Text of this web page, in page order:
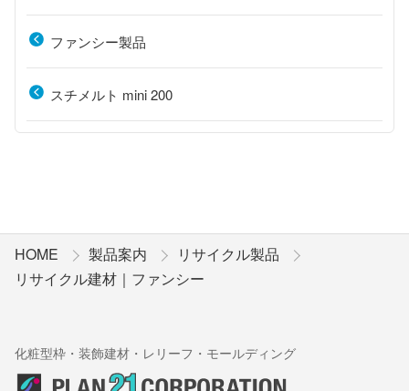
ファンシー製品
スチメルト mini 200
HOME 製品案内
リサイクル製品
リサイクル建材｜ファンシー
化粧型枠・装飾建材・レリーフ・モールディング